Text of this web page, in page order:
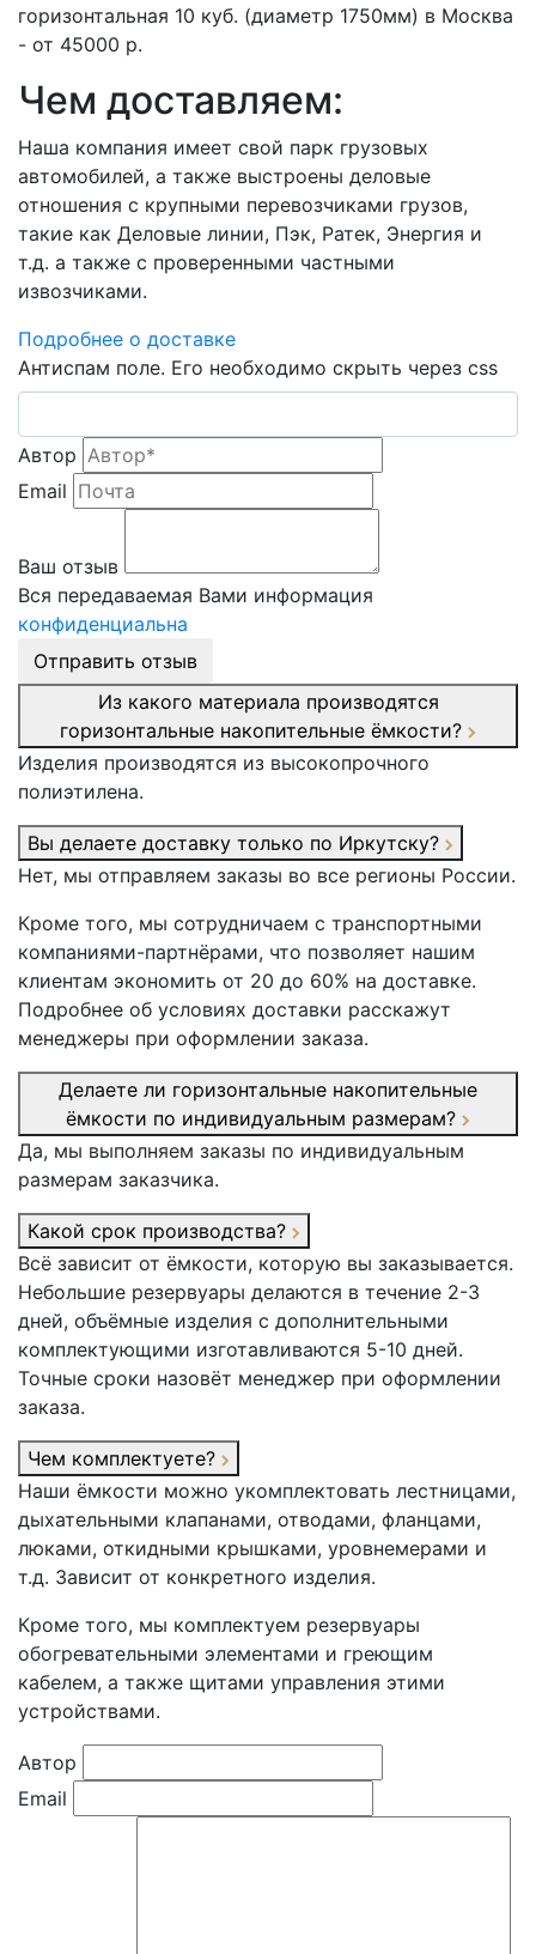
горизонтальная 10 куб. (диаметр 1750мм) в Москва
- от 45000 р.
Чем доставляем:
Наша компания имеет свой парк грузовых
автомобилей, а также выстроены деловые
отношения с крупными перевозчиками грузов,
такие как Деловые линии, Пэк, Ратек, Энергия и
т.д. а также с проверенными частными
извозчиками.
Подробнее о доставке
Антиспам поле. Его необходимо скрыть через css
Автор
Email
Ваш отзыв
Вся передаваемая Вами информация
конфиденциальна
Отправить отзыв
Из какого материала производятся
горизонтальные накопительные ёмкости?
Изделия производятся из высокопрочного
полиэтилена.
Вы делаете доставку только по Иркутску?
Нет, мы отправляем заказы во все регионы России.
Кроме того, мы сотрудничаем с транспортными
компаниями-партнёрами, что позволяет нашим
клиентам экономить от 20 до 60% на доставке.
Подробнее об условиях доставки расскажут
менеджеры при оформлении заказа.
Делаете ли горизонтальные накопительные
ёмкости по индивидуальным размерам?
Да, мы выполняем заказы по индивидуальным
размерам заказчика.
Какой срок производства?
Всё зависит от ёмкости, которую вы заказывается.
Небольшие резервуары делаются в течение 2-3
дней, объёмные изделия с дополнительными
комплектующими изготавливаются 5-10 дней.
Точные сроки назовёт менеджер при оформлении
заказа.
Чем комплектуете?
Наши ёмкости можно укомплектовать лестницами,
дыхательными клапанами, отводами, фланцами,
люками, откидными крышками, уровнемерами и
т.д. Зависит от конкретного изделия.
Кроме того, мы комплектуем резервуары
обогревательными элементами и греющим
кабелем, а также щитами управления этими
устройствами.
Автор
Email